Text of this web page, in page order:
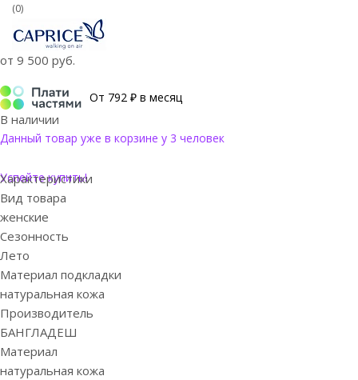
(0)
от 9 500 руб.
От 792 ₽ в месяц
В наличии
Данный товар уже в корзине у 3 человек
Успейте купить!
Характеристики
Вид товара
женские
Сезонность
Лето
Материал подкладки
натуральная кожа
Производитель
БАНГЛАДЕШ
Материал
натуральная кожа